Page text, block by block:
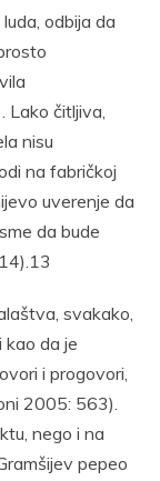
odbija da
Lako čitljiva,
nisu
na fabričkoj
uverenje da
da bude
svakako,
kao da je
i progovori,
2005: 563).
nego i na
pepeo